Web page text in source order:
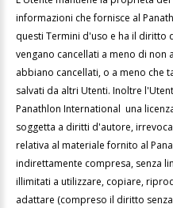
informazioni che fornisce al
questi Termini d'uso e ha il diritto
vengano cancellati a meno di non
abbiano cancellati, o a meno che
salvati da altri Utenti. Inoltre
Panathlon International una
soggetta a diritti d'autore,
relativa al materiale fornito al
indirettamente compresa, senza
illimitati a utilizzare, copiare,
adattare (compreso il diritto